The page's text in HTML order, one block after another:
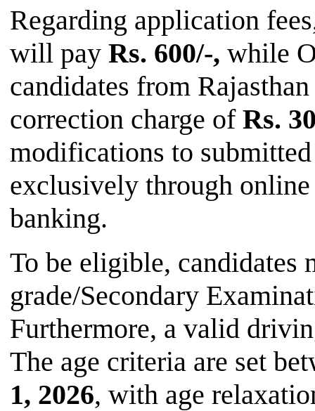
Regarding application
will pay Rs. 600/-, while
candidates from
correction charge of Rs.
modifications to
exclusively through
banking.
To be eligible, candidates
grade/Secondary
Furthermore, a valid
The age criteria are set
1, 2026, with age